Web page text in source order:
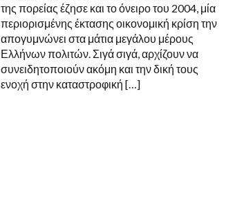
της πορείας έζησε και το όνειρο του 2004, μία
περιορισμένης έκτασης οικονομική κρίση την
απογυμνώνει στα μάτια μεγάλου μέρους
Ελλήνων πολιτών. Σιγά σιγά, αρχίζουν να
συνειδητοποιούν ακόμη και την δική τους
ενοχή στην καταστροφική […]